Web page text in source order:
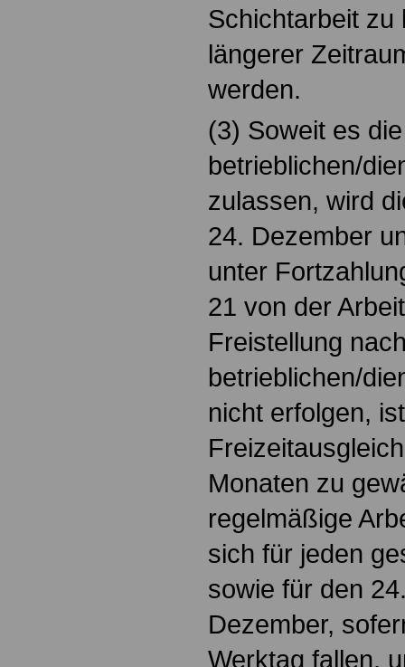
Schichtarbeit zu
längerer
werden.
(3) Soweit es die
betrieblichen/
zulassen, wird
24. Dezember
unter
21 von der
Freistellung
betrieblichen/
nicht erfolgen,
Monaten zu
regelmäßige
sich für jeden
sowie für den
Dezember,
Werktag fallen,